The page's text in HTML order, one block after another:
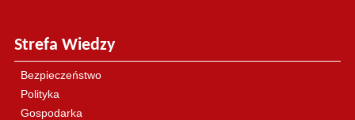
Strefa Wiedzy
Bezpieczeństwo
Polityka
Gospodarka